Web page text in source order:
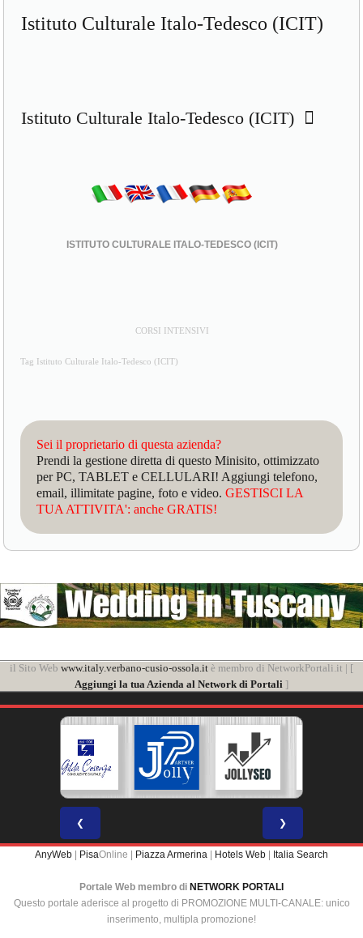
Istituto Culturale Italo-Tedesco (ICIT)
Istituto Culturale Italo-Tedesco (ICIT)
ISTITUTO CULTURALE ITALO-TEDESCO (ICIT)
CORSI INTENSIVI
Tag Istituto Culturale Italo-Tedesco (ICIT)
Sei il proprietario di questa azienda?
Prendi la gestione diretta di questo Minisito, ottimizzato
per PC, TABLET e CELLULARI! Aggiungi telefono,
email, illimitate pagine, foto e video.GESTISCI LA
TUA ATTIVITA': anche GRATIS!
il Sito Web www.italy.verbano-cusio-ossola.it è membro di NetworkPortali.it | [
Aggiungi la tua Azienda al Network di Portali ]
❮ ❯
AnyWeb PisaOnline | Piazza Armerina Hotels Web Italia Search
Portale Web membro di NETWORK PORTALI
Questo portale aderisce al progetto di PROMOZIONE MULTI-CANALE: unico
inserimento, multipla promozione!